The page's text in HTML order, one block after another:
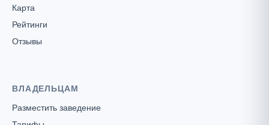
Карта
Рейтинги
Отзывы
ВЛАДЕЛЬЦАМ
Разместить заведение